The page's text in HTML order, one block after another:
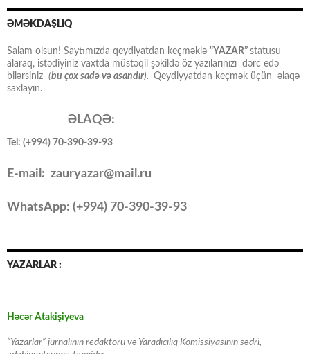
ƏMƏKDAŞLIQ
Salam olsun! Saytımızda qeydiyatdan keçməklə “YAZAR” statusu
alaraq, istədiyiniz vaxtda müstəqil şəkildə öz yazılarınızı dərc edə
bilərsiniz (bu çox sadə və asandır). Qeydiyyatdan keçmək üçün əlaqə
saxlayın.
ƏLAQƏ:
Tel: (+994) 70-390-39-93
E-mail: zauryazar@mail.ru
WhatsApp: (+994) 70-390-39-93
YAZARLAR :
Həcər Atakişiyeva
“Yazarlar” jurnalının redaktoru və Yaradıcılıq Komissiyasının sədri,